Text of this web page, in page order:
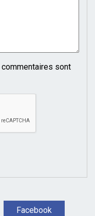
sont
Facebook